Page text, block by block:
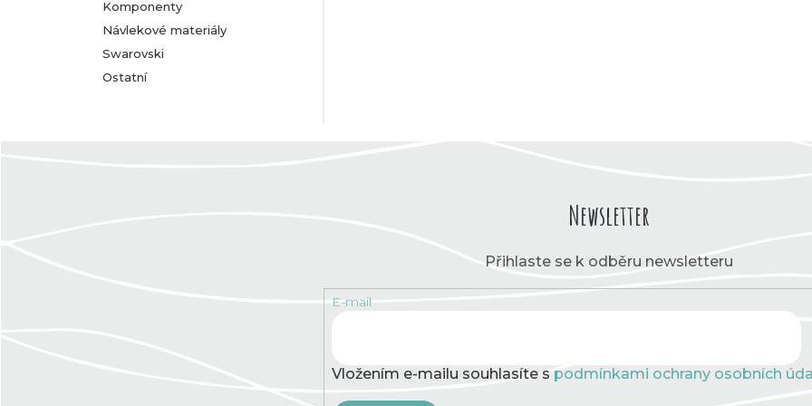
Komponenty
Návlekové materiály
Swarovski
Ostatní
Newsletter
Přihlaste se k odběru newsletteru
E-mail
Vložením e-mailu souhlasíte s podmínkami ochrany osobních